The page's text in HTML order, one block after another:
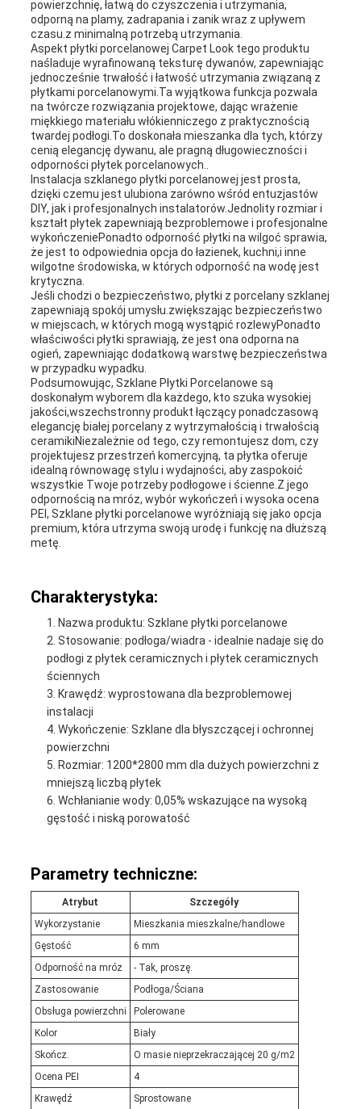
powierzchnię, łatwą do czyszczenia i utrzymania,
odporną na plamy, zadrapania i zanik wraz z upływem
czasu.z minimalną potrzebą utrzymania.
Aspekt płytki porcelanowej Carpet Look tego produktu
naśladuje wyrafinowaną teksturę dywanów, zapewniając
jednocześnie trwałość i łatwość utrzymania związaną z
płytkami porcelanowymi.Ta wyjątkowa funkcja pozwala
na twórcze rozwiązania projektowe, dając wrażenie
miękkiego materiału włókienniczego z praktycznością
twardej podłogi.To doskonała mieszanka dla tych, którzy
cenią elegancję dywanu, ale pragną długowieczności i
odporności płytek porcelanowych..
Instalacja szklanego płytki porcelanowej jest prosta,
dzięki czemu jest ulubiona zarówno wśród entuzjastów
DIY, jak i profesjonalnych instalatorów.Jednolity rozmiar i
kształt płytek zapewniają bezproblemowe i profesjonalne
wykończeniePonadto odporność płytki na wilgoć sprawia,
że jest to odpowiednia opcja do łazienek, kuchni,i inne
wilgotne środowiska, w których odporność na wodę jest
krytyczna.
Jeśli chodzi o bezpieczeństwo, płytki z porcelany szklanej
zapewniają spokój umysłu.zwiększając bezpieczeństwo
w miejscach, w których mogą wystąpić rozlewyPonadto
właściwości płytki sprawiają, że jest ona odporna na
ogień, zapewniając dodatkową warstwę bezpieczeństwa
w przypadku wypadku.
Podsumowując, Szklane Płytki Porcelanowe są
doskonałym wyborem dla każdego, kto szuka wysokiej
jakości,wszechstronny produkt łączący ponadczasową
elegancję białej porcelany z wytrzymałością i trwałością
ceramikiNiezależnie od tego, czy remontujesz dom, czy
projektujesz przestrzeń komercyjną, ta płytka oferuje
idealną równowagę stylu i wydajności, aby zaspokoić
wszystkie Twoje potrzeby podłogowe i ścienne.Z jego
odpornością na mróz, wybór wykończeń i wysoka ocena
PEI, Szklane płytki porcelanowe wyróżniają się jako opcja
premium, która utrzyma swoją urodę i funkcję na dłuższą
metę.
Charakterystyka:
Nazwa produktu: Szklane płytki porcelanowe
Stosowanie: podłoga/wiadra - idealnie nadaje się do
podłogi z płytek ceramicznych i płytek ceramicznych
ściennych
Krawędź: wyprostowana dla bezproblemowej
instalacji
Wykończenie: Szklane dla błyszczącej i ochronnej
powierzchni
Rozmiar: 1200*2800 mm dla dużych powierzchni z
mniejszą liczbą płytek
Wchłanianie wody: 0,05% wskazujące na wysoką
gęstość i niską porowatość
Parametry techniczne:
Atrybut
Szczegóły
Wykorzystanie
Mieszkania mieszkalne/handlowe
Gęstość
6 mm
Odporność na mróz
- Tak, proszę.
Zastosowanie
Podłoga/Ściana
Obsługa powierzchni
Polerowane
Kolor
Biały
Skończ.
O masie nieprzekraczającej 20 g/m2
Ocena PEI
4
Krawędź
Sprostowane